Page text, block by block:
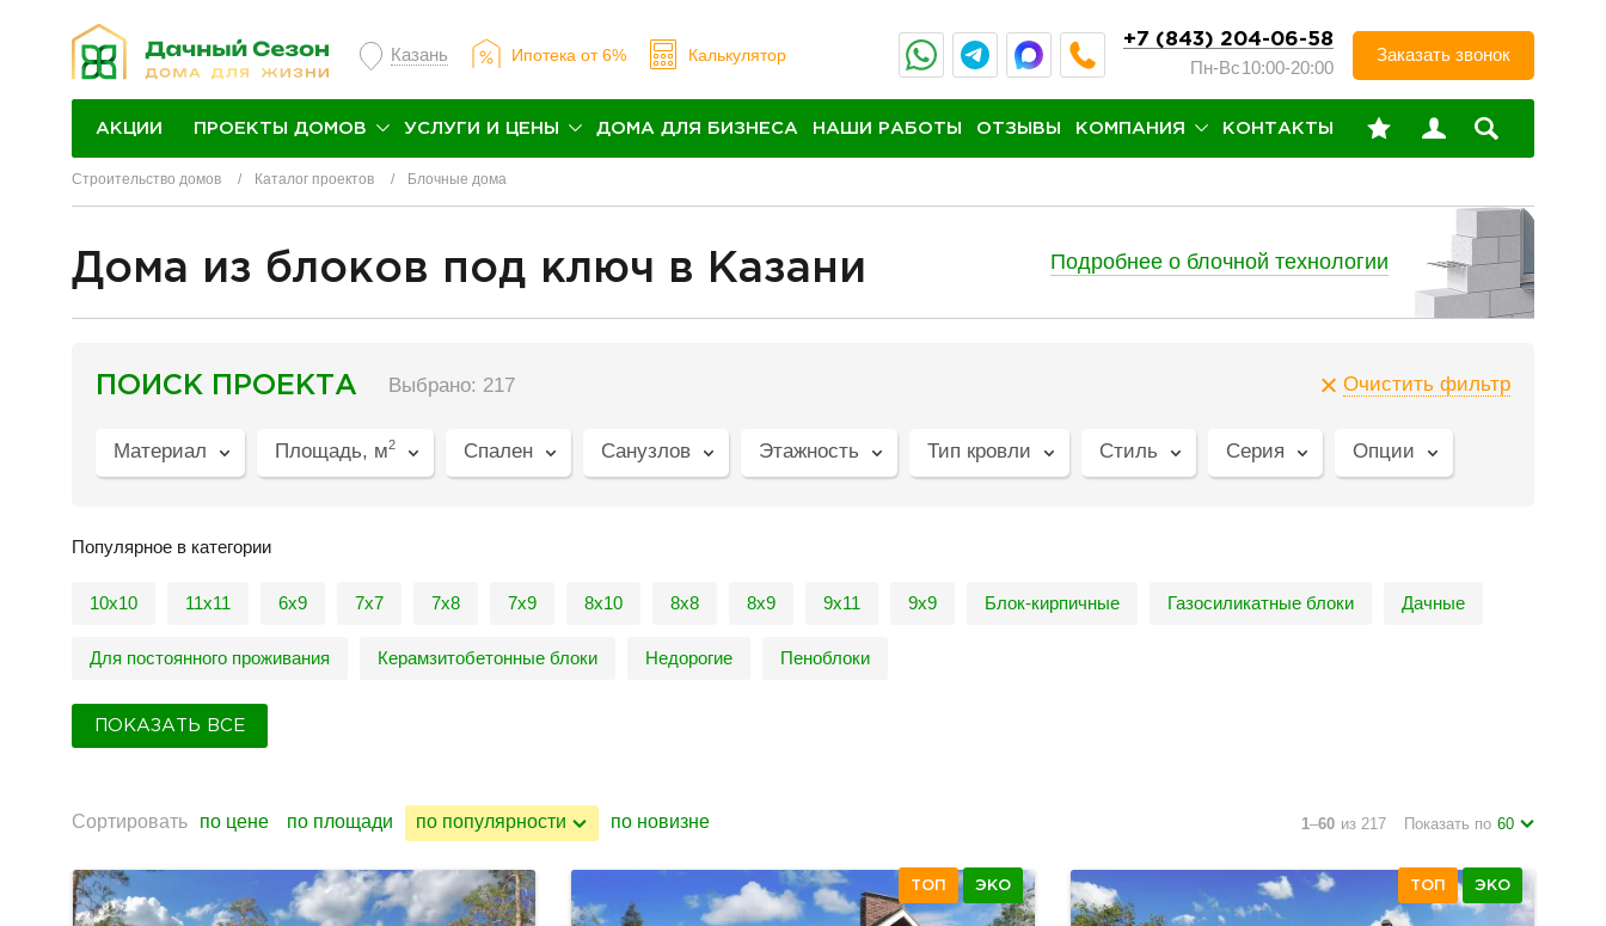
Казань Ипотека от 6% Калькулятор
+7 (843) 204-06-58
Пн-Вс10:00-20:00
Заказать звонок
АКЦИИ ПРОЕКТЫ ДОМОВ УСЛУГИ И ЦЕНЫ ДОМА ДЛЯ БИЗНЕСА НАШИ РАБОТЫ ОТЗЫВЫ КОМПАНИЯ КОНТАКТЫ
Строительство домов Каталог проектов Блочные дома
Дома из блоков под ключ в Казани Подробнее о блочной технологии
ПОИСК ПРОЕКТА Выбрано: 217 Очистить фильтр
Материал Площадь, м2 Спален Санузлов Этажность Тип кровли Стиль Серия Опции
Популярное в категории
10х10 11х11 6х9 7х7 7х8 7х9 8х10 8х8 8х9 9х11 9х9 Блок-кирпичные Газосиликатные блоки Дачные
Для постоянного проживания Керамзитобетонные блоки Недорогие Пеноблоки
ПОКАЗАТЬ ВСЕ
Сортировать по цене по площади по популярности по новизне 1–60 из 217 Показать по 60
ТОП ЭКО ТОП ЭКО